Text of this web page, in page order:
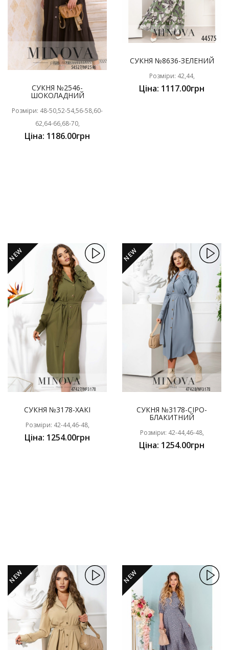
СУКНЯ №2546-
ШОКОЛАДНИЙ
Розміри: 48-50,52-54,56-58,60-
62,64-66,68-70,
Ціна: 1186.00грн
СУКНЯ №8636-ЗЕЛЕНИЙ
Розміри: 42,44,
Ціна: 1117.00грн
NEW
СУКНЯ №3178-ХАКІ
Розміри: 42-44,46-48,
Ціна: 1254.00грн
NEW
СУКНЯ №3178-СІРО-
БЛАКИТНИЙ
Розміри: 42-44,46-48,
Ціна: 1254.00грн
NEW NEW